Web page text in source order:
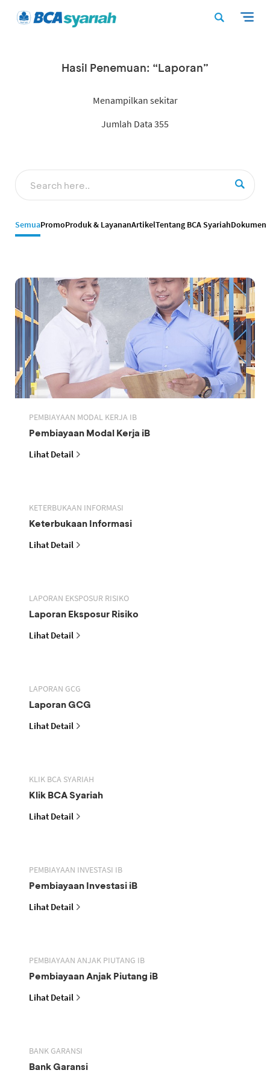
Hasil Penemuan: “Laporan”
Menampilkan sekitar
Jumlah Data 355
SemuaPromoProduk & LayananArtikelTentang BCA SyariahDokumen
PEMBIAYAAN MODAL KERJA IB
Pembiayaan Modal Kerja iB
Lihat Detail
KETERBUKAAN INFORMASI
Keterbukaan Informasi
Lihat Detail
LAPORAN EKSPOSUR RISIKO
Laporan Eksposur Risiko
Lihat Detail
LAPORAN GCG
Laporan GCG
Lihat Detail
KLIK BCA SYARIAH
Klik BCA Syariah
Lihat Detail
PEMBIAYAAN INVESTASI IB
Pembiayaan Investasi iB
Lihat Detail
PEMBIAYAAN ANJAK PIUTANG IB
Pembiayaan Anjak Piutang iB
Lihat Detail
BANK GARANSI
Bank Garansi